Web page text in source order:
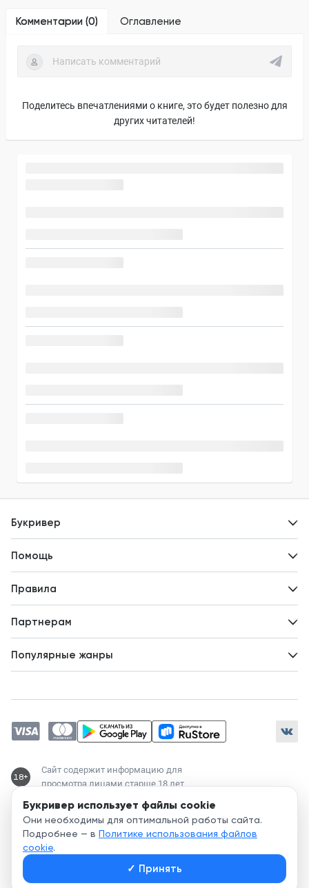
Букривер использует файлы cookie
Они необходимы для оптимальной работы сайта.
Подробнее — в Политике использования файлов
cookie.
✓ Принять
Комментарии (0) Оглавление
Поделитесь впечатлениями о книге, это будет полезно для
других читателей!
Букривер
Новости
Помощь
Правила
Партнерам
Популярные жанры
Магические академии
Современный любовный роман
Любовное фэнтези
18+
Сайт содержит информацию для
просмотра лицами старше 18 лет
Служба поддержки:
support@bookriver.ru
2020-
© Bookriver — литературно-издательская площадка,
объединяющая читателей и авторов.